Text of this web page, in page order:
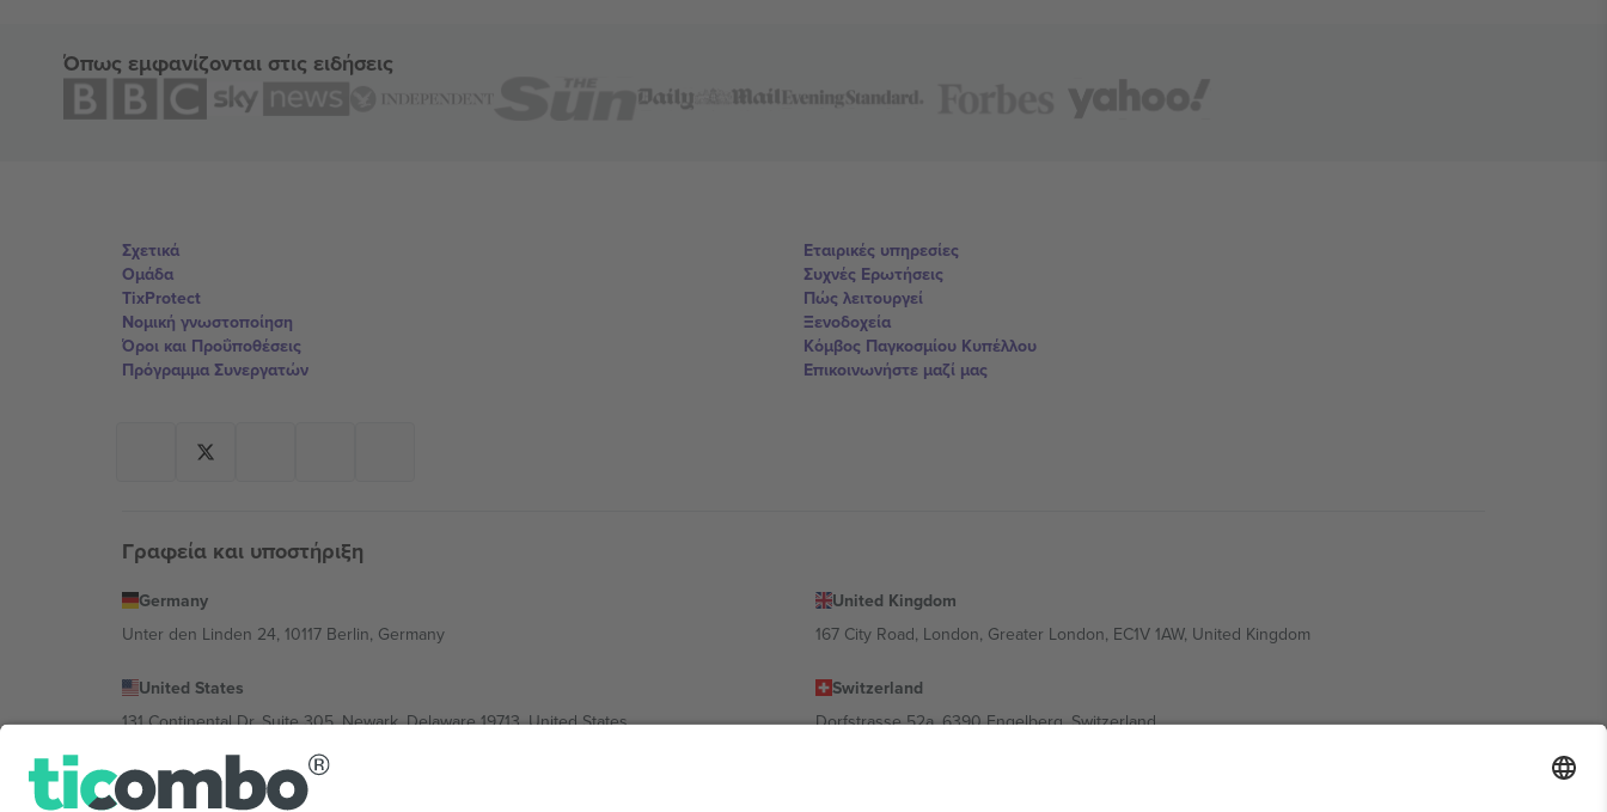
Όπως εμφανίζονται στις ειδήσεις
Σχετικά
Ομάδα
TixProtect
Νομική γνωστοποίηση
Όροι και Προΰποθέσεις
Πρόγραμμα Συνεργατών
Εταιρικές υπηρεσίες
Συχνές Ερωτήσεις
Πώς λειτουργεί
Ξενοδοχεία
Κόμβος Παγκοσμίου Κυπέλλου
Επικοινωνήστε μαζί μας
Γραφεία και υποστήριξη
Germany
Unter den Linden 24, 10117 Berlin, Germany
United Kingdom
167 City Road, London, Greater London, EC1V 1AW, United Kingdom
United States
131 Continental Dr, Suite 305, Newark, Delaware 19713, United States
Switzerland
Dorfstrasse 52a, 6390 Engelberg, Switzerland
Bulgaria